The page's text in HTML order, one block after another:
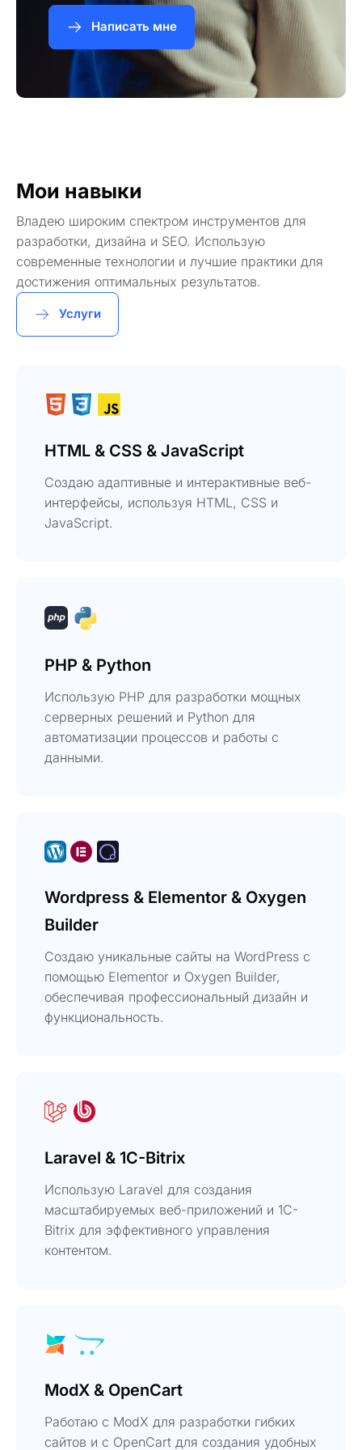
Написать мне
Мои навыки
Владею широким спектром инструментов для
разработки, дизайна и SEO. Использую
современные технологии и лучшие практики для
достижения оптимальных результатов.
Услуги
HTML & CSS & JavaScript
Создаю адаптивные и интерактивные веб-
интерфейсы, используя HTML, CSS и
JavaScript.
PHP & Python
Использую PHP для разработки мощных
серверных решений и Python для
автоматизации процессов и работы с
данными.
Wordpress & Elementor & Oxygen
Builder
Создаю уникальные сайты на WordPress с
помощью Elementor и Oxygen Builder,
обеспечивая профессиональный дизайн и
функциональность.
Laravel & 1C-Bitrix
Использую Laravel для создания
масштабируемых веб-приложений и 1C-
Bitrix для эффективного управления
контентом.
ModX & OpenCart
Работаю с ModX для разработки гибких
сайтов и с OpenCart для создания удобных